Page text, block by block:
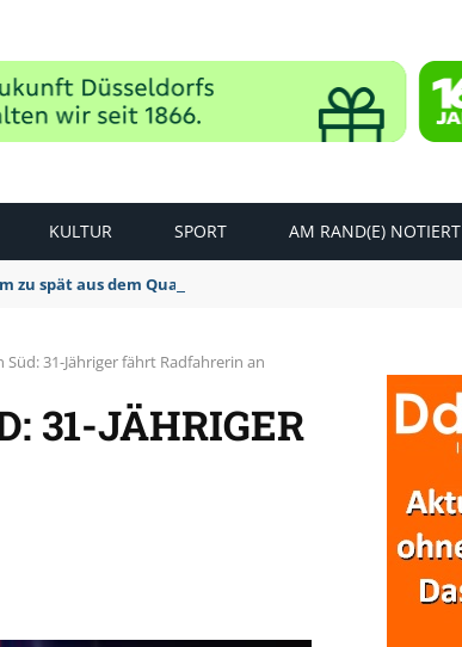
KULTUR SPORT AM RAND(E) NOTIERT
spät aus dem Quark: 1:2 Niederlage
Süd: 31-Jähriger fährt Radfahrerin an
31-JÄHRIGER